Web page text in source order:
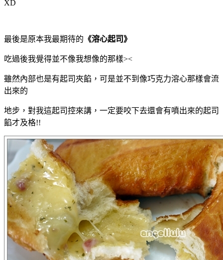
XD
最後是原本我最期待的 《溶心起司》
吃過後我覺得並不像我想像的那樣><
雖然內部也是有起司夾餡，可是並不到像巧克力溶心那樣會流
出來的
地步，對我這起司控來講，一定要咬下去還會有噴出來的起司
餡才及格!!